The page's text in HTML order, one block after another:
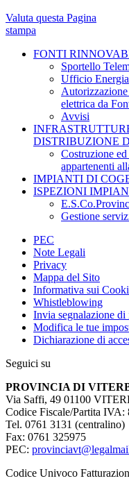
Valuta questa Pagina
stampa
FONTI
Sportello
Ufficio Energia
elettrica da
Avvisi
DISTRIBUZIONE
Costruzione
appartenenti
IMPIANTI DI
ISPEZIONI
Gestione
PEC
Note Legali
Privacy
Mappa del Sito
Informativa sui
Whistleblowing
Invia segnalazione di
Modifica le tue
Dichiarazione di
Seguici su
PROVINCIA DI
Via Saffi, 49 01100
Codice Fiscale/Partita IVA:
Tel. 0761 3131 (centralino)
Fax: 0761 325975
PEC:
Codice Univoco